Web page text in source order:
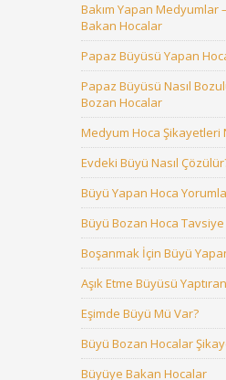
Bakım Yapan Medyumlar
Bakan Hocalar
Papaz Büyüsü Yapan
Papaz Büyüsü Nasıl
Bozan Hocalar
Medyum Hoca Şikayetleri
Evdeki Büyü Nasıl
Büyü Yapan Hoca
Büyü Bozan Hoca Tavsiye
Boşanmak İçin Büyü
Aşık Etme Büyüsü
Eşimde Büyü Mü Var?
Büyü Bozan Hocalar
Büyüye Bakan Hocalar